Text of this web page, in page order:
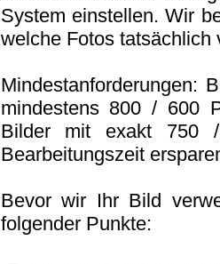
System einstellen. Wir
welche Fotos tatsächlich
Mindestanforderungen:
mindestens 800 / 600
Bilder mit exakt 750
Bearbeitungszeit
Bevor wir Ihr Bild
folgender Punkte: